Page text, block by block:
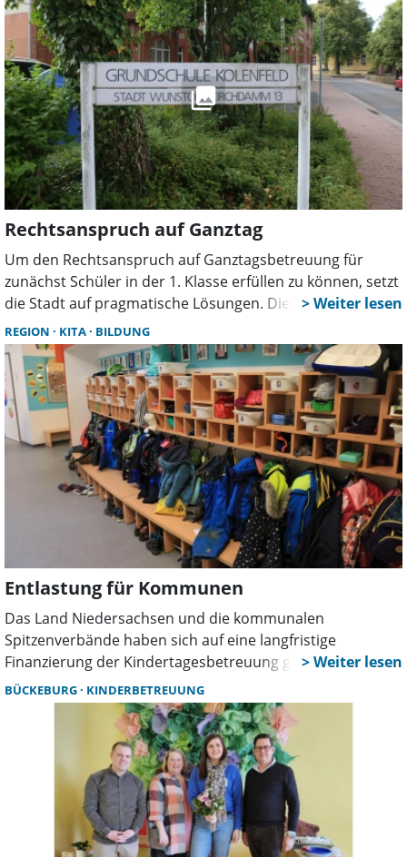
Rechtsanspruch auf Ganztag
Um den Rechtsanspruch auf Ganztagsbetreuung für
zunächst Schüler in der 1. Klasse erfüllen zu können, setzt
die Stadt auf pragmatische Lösungen. Die Grundschulen
Kolenfeld, Bokeloh und Oststadtschule starten zum
neuen Schuljahr 2026/2027 bereits ohne größere
Umbauten mit einem Ganztagsbetrieb. Der Fall Kolenfeld
zeigt aber, dass das Vorgehen neue Probleme mit sich
bringt.
REGION KITA BILDUNG
Entlastung für Kommunen
Das Land Niedersachsen und die kommunalen
Spitzenverbände haben sich auf eine langfristige
Finanzierung der Kindertagesbetreuung geeinigt. Ab 2026
fließen jährlich zusätzlich 290 Millionen Euro an die
Kommunen. Insgesamt stellt das Land bis 2031 rund 1,75
Milliarden Euro bereit. Auch Wunstorf profitiert.
BÜCKEBURG KINDERBETREUUNG